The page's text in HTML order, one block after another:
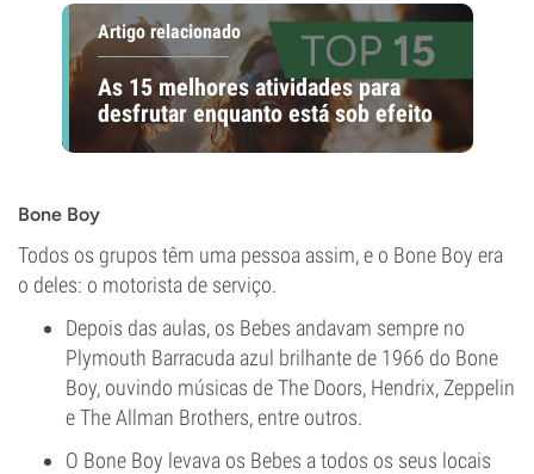
Artigo relacionado
As 15 melhores atividades para
desfrutar enquanto está sob efeito
Bone Boy
Todos os grupos têm uma pessoa assim, e o Bone Boy era
o deles: o motorista de serviço.
Depois das aulas, os Bebes andavam sempre no
Plymouth Barracuda azul brilhante de 1966 do Bone
Boy, ouvindo músicas de The Doors, Hendrix, Zeppelin
e The Allman Brothers, entre outros.
O Bone Boy levava os Bebes a todos os seus locais